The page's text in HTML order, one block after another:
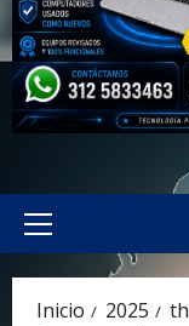
Menú
Inicio 2025 th